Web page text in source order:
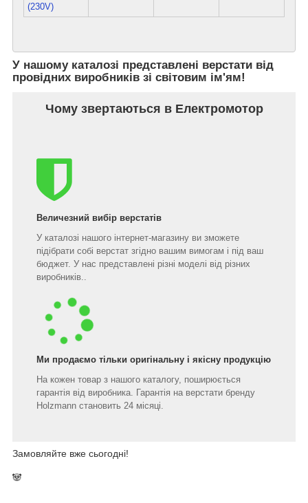
(230V)
У нашому каталозі представлені верстати від
провідних виробників зі світовим ім'ям!
Чому звертаються в Електромотор
Величезний вибір верстатів
У каталозі нашого інтернет-магазину ви зможете
підібрати собі верстат згідно вашим вимогам і під ваш
бюджет. У нас представлені різні моделі від різних
виробників..
Ми продаємо тільки оригінальну і якісну продукцію
На кожен товар з нашого каталогу, поширюється
гарантія від виробника. Гарантія на верстати бренду
Holzmann становить 24 місяці.
Замовляйте вже сьогодні!
🐼